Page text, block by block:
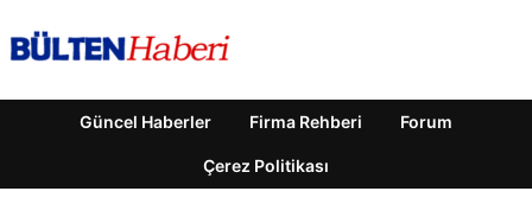
Güncel Haberler Firma Rehberi Forum
Çerez Politikası